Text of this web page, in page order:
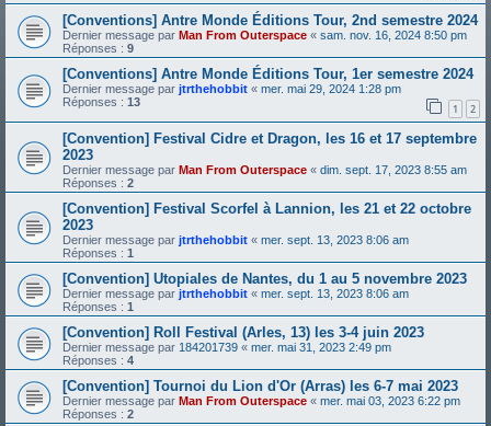
[Conventions] Antre Monde Éditions Tour, 2nd semestre 2024
Dernier message par Man From Outerspace « sam. nov. 16, 2024 8:50 pm
Réponses : 9
[Conventions] Antre Monde Éditions Tour, 1er semestre 2024
Dernier message par jtrthehobbit « mer. mai 29, 2024 1:28 pm
Réponses : 13 1 2
[Convention] Festival Cidre et Dragon, les 16 et 17 septembre
2023
Dernier message par Man From Outerspace « dim. sept. 17, 2023 8:55 am
Réponses : 2
[Convention] Festival Scorfel à Lannion, les 21 et 22 octobre
2023
Dernier message par jtrthehobbit « mer. sept. 13, 2023 8:06 am
Réponses : 1
[Convention] Utopiales de Nantes, du 1 au 5 novembre 2023
Dernier message par jtrthehobbit « mer. sept. 13, 2023 8:06 am
Réponses : 1
[Convention] Roll Festival (Arles, 13) les 3-4 juin 2023
Dernier message par 184201739 « mer. mai 31, 2023 2:49 pm
Réponses : 4
[Convention] Tournoi du Lion d'Or (Arras) les 6-7 mai 2023
Dernier message par Man From Outerspace « mer. mai 03, 2023 6:22 pm
Réponses : 2